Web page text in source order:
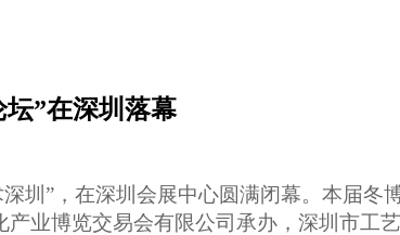
”在深圳落幕
圳”，在深圳会展中心圆满闭幕。本届冬
业博览交易会有限公司承办，深圳市工艺